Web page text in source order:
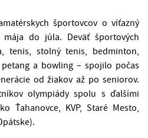
športovcov o víťazný
do júla. Deväť športových
tenis, stolný tenis, bedminton,
a bowling – spojilo počas
od žiakov až po seniorov.
olympiády spolu s ďalšími
Ťahanovce, KVP, Staré Mesto,